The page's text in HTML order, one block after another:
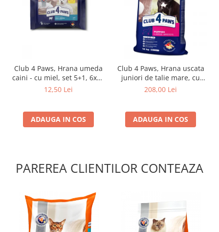
Club 4 Paws, Hrana umeda
caini - cu miel, set 5+1, 6x80
g
12,50 Lei
ADAUGA IN COS
Club 4 Paws, Hrana uscata
juniori de talie mare, cu
pui, 14kg
208,00 Lei
ADAUGA IN COS
PAREREA CLIENTILOR CONTEAZA